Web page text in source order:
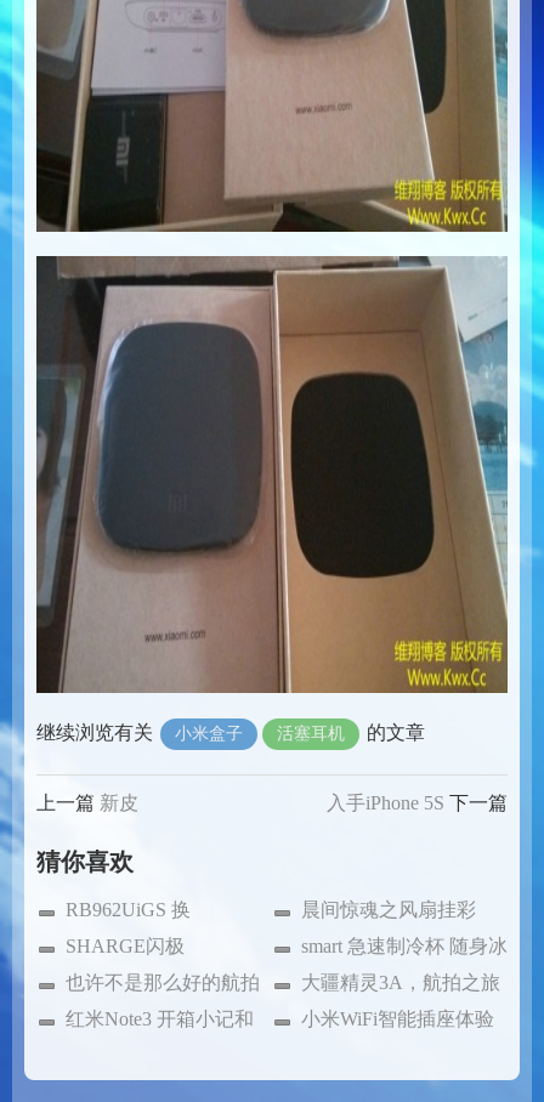
继续浏览有关 小米盒子 活塞耳机 的文章
上一篇 新皮 入手iPhone 5S 下一篇
猜你喜欢
RB962UiGS 换
CCR1009-7G
晨间惊魂之风扇挂彩
SHARGE闪极
25600mAh 充电电源
smart 急速制冷杯 随身冰
箱体验
也许不是那么好的航拍
作品
大疆精灵3A，航拍之旅
起航
红米Note3 开箱小记和
小米WiFi智能插座体验